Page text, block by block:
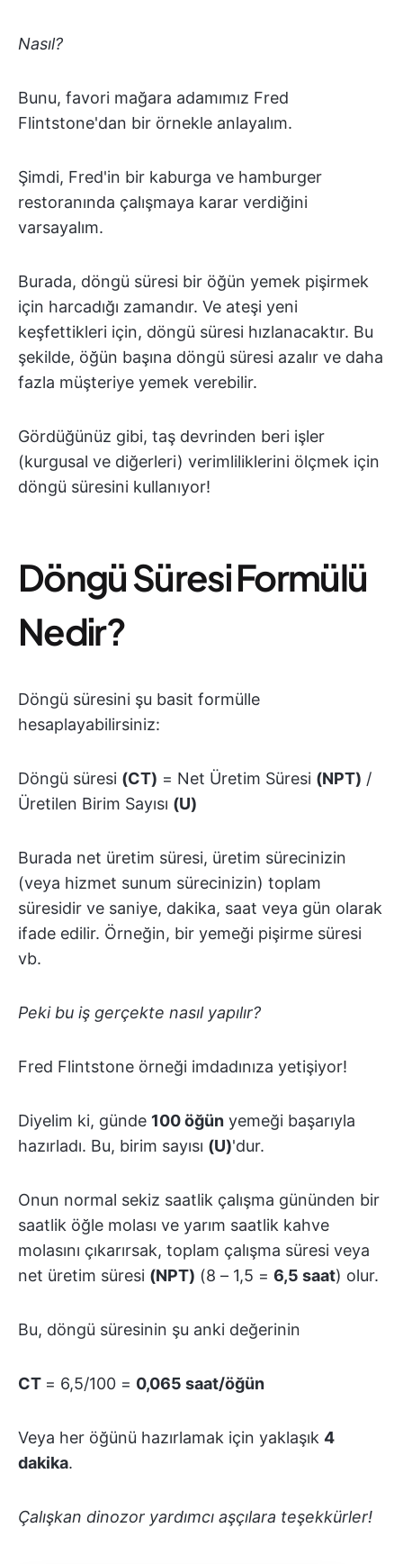
Nasıl?
Bunu, favori mağara adamımız Fred
Flintstone'dan bir örnekle anlayalım.
Şimdi, Fred'in bir kaburga ve hamburger
restoranında çalışmaya karar verdiğini
varsayalım.
Burada, döngü süresi bir öğün yemek pişirmek
için harcadığı zamandır. Ve ateşi yeni
keşfettikleri için, döngü süresi hızlanacaktır. Bu
şekilde, öğün başına döngü süresi azalır ve daha
fazla müşteriye yemek verebilir.
Gördüğünüz gibi, taş devrinden beri işler
(kurgusal ve diğerleri) verimliliklerini ölçmek için
döngü süresini kullanıyor!
Döngü Süresi Formülü
Nedir?
Döngü süresini şu basit formülle
hesaplayabilirsiniz:
Döngü süresi (CT) = Net Üretim Süresi (NPT) /
Üretilen Birim Sayısı (U)
Burada net üretim süresi, üretim sürecinizin
(veya hizmet sunum sürecinizin) toplam
süresidir ve saniye, dakika, saat veya gün olarak
ifade edilir. Örneğin, bir yemeği pişirme süresi
vb.
Peki bu iş gerçekte nasıl yapılır?
Fred Flintstone örneği imdadınıza yetişiyor!
Diyelim ki, günde 100 öğün yemeği başarıyla
hazırladı. Bu, birim sayısı (U)'dur.
Onun normal sekiz saatlik çalışma gününden bir
saatlik öğle molası ve yarım saatlik kahve
molasını çıkarırsak, toplam çalışma süresi veya
net üretim süresi (NPT) (8 – 1,5 = 6,5 saat) olur.
Bu, döngü süresinin şu anki değerinin
CT = 6,5/100 = 0,065 saat/öğün
Veya her öğünü hazırlamak için yaklaşık 4
dakika.
Çalışkan dinozor yardımcı aşçılara teşekkürler!